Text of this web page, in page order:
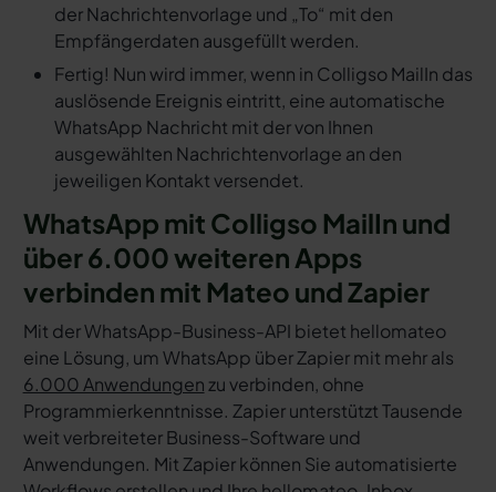
der Nachrichtenvorlage und „To“ mit den
Empfängerdaten ausgefüllt werden.
Fertig! Nun wird immer, wenn in Colligso MailIn das
auslösende Ereignis eintritt, eine automatische
WhatsApp Nachricht mit der von Ihnen
ausgewählten Nachrichtenvorlage an den
jeweiligen Kontakt versendet.
WhatsApp mit Colligso MailIn und
über 6.000 weiteren Apps
verbinden mit Mateo und Zapier
Mit der WhatsApp-Business-API bietet hellomateo
eine Lösung, um WhatsApp über Zapier mit mehr als
6.000 Anwendungenzu verbinden, ohne
Programmierkenntnisse. Zapier unterstützt Tausende
weit verbreiteter Business-Software und
Anwendungen. Mit Zapier können Sie automatisierte